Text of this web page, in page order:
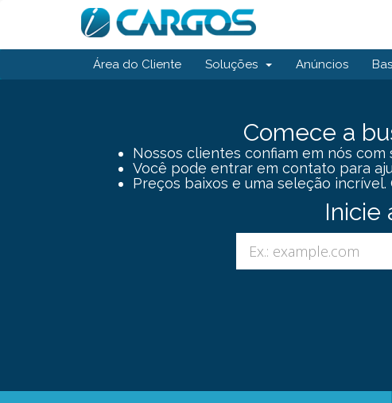
Área do Cliente Soluções Anúncios
Comece a
Nossos clientes confiam em nós com
Você pode entrar em contato para
Preços baixos e uma seleção incrível.
Inicie